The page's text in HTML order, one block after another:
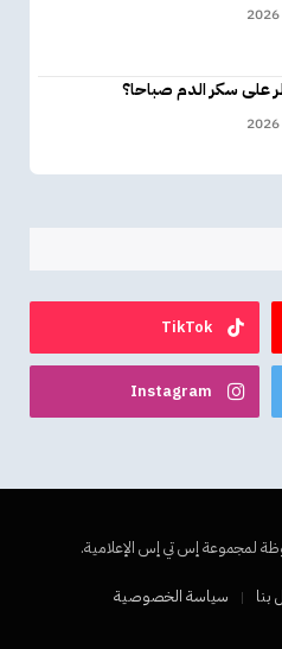
على سكر الدم صباحا؟
TikTok
Instagram
بنا سياسة الخصوصية